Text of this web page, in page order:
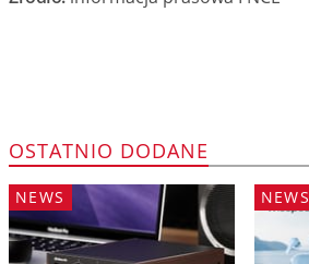
OSTATNIO DODANE
NEWS NEWS